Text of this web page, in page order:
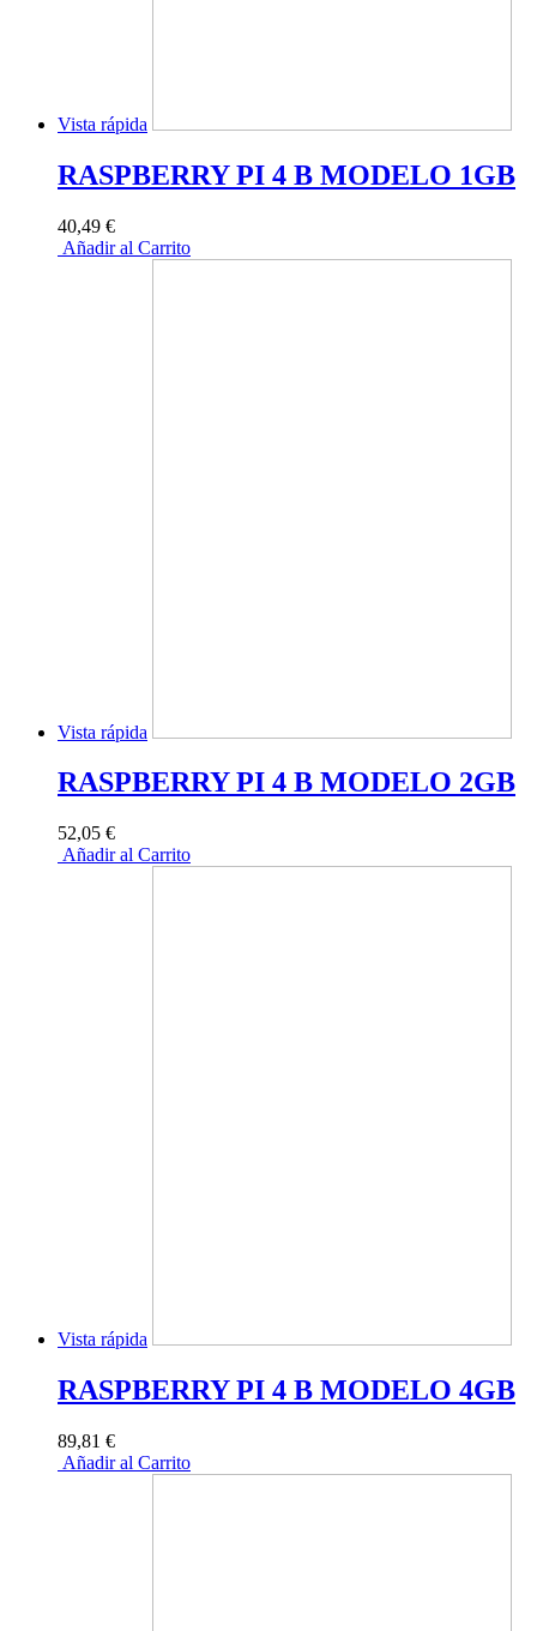
Vista rápida
RASPBERRY PI 4 B MODELO 1GB
40,49 €
Añadir al Carrito
Vista rápida
RASPBERRY PI 4 B MODELO 2GB
52,05 €
Añadir al Carrito
Vista rápida
RASPBERRY PI 4 B MODELO 4GB
89,81 €
Añadir al Carrito